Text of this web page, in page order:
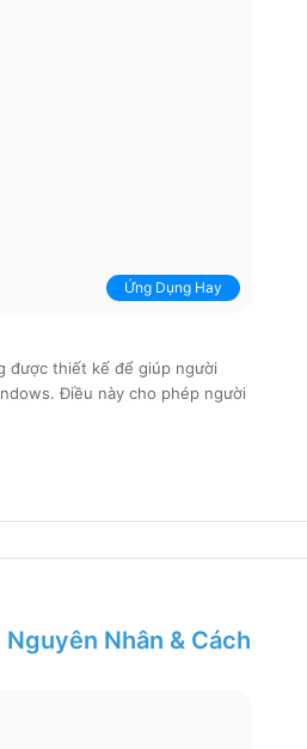
Ứng Dụng Hay
được thiết kế để giúp người
Điều này cho phép người
Nhân & Cách